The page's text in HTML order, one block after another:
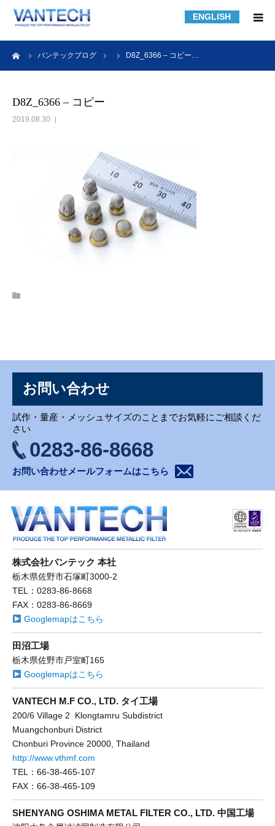
ENGLISH
バンテックブログ D8Z_6366 – コピー…
D8Z_6366 – コピー
2019.08.30
お問い合わせ
試作・量産・メッシュサイズのことまでお気軽にご相談くだ
さい
0283-86-8668
お問い合わせメールフォームはこちら
株式会社バンテック 本社
栃木県佐野市石塚町3000-2
TEL：0283-86-8668
FAX：0283-86-8669
Googlemapはこちら
田沼工場
栃木県佐野市戸室町165
Googlemapはこちら
VANTECH M.F CO., LTD. タイ工場
200/6 Village 2 Klongtamru Subdistrict
Muangchonburi District
Chonburi Province 20000, Thailand
http://www.vthmf.com
TEL：66-38-465-107
FAX：66-38-465-109
SHENYANG OSHIMA METAL FILTER CO., LTD. 中国工場
HOME
フィルターの知識
フィルターの製作事例
課題解決事例
会社紹介